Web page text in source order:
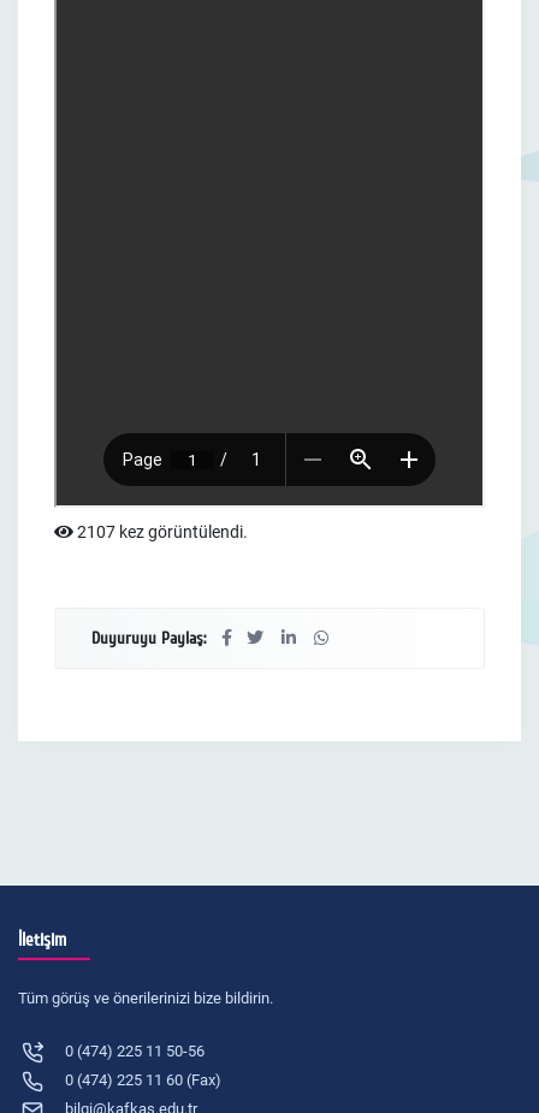
2107 kez görüntülendi.
Duyuruyu Paylaş:
İletişim
Tüm görüş ve önerilerinizi bize bildirin.
0 (474) 225 11 50-56
0 (474) 225 11 60 (Fax)
bilgi@kafkas.edu.tr